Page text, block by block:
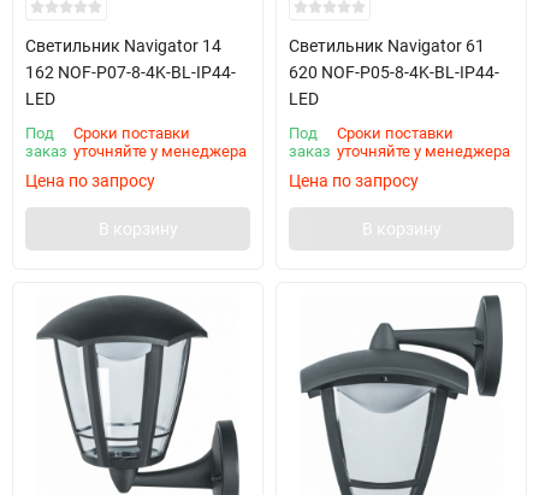
Светильник Navigator 14
162 NOF-P07-8-4K-BL-IP44-
LED
Под
заказ
Сроки поставки
уточняйте у менеджера
Цена по запросу
В корзину
Светильник Navigator 61
620 NOF-P05-8-4K-BL-IP44-
LED
Под
заказ
Сроки поставки
уточняйте у менеджера
Цена по запросу
В корзину